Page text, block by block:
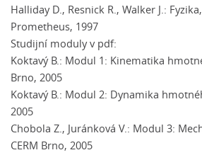
Halliday D., Resnick R., Walker J.:
Prometheus, 1997
Studijní moduly v pdf:
Koktavý B.: Modul 1: Kinematika
Brno, 2005
Koktavý B.: Modul 2: Dynamika
2005
Chobola Z., Juránková V.: Modul 3:
CERM Brno, 2005